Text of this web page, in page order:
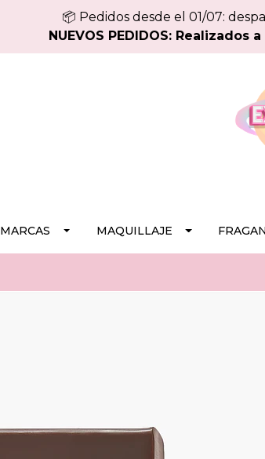
📦 Pedidos desde el 01/07:
NUEVOS PEDIDOS:
MARCAS MAQUILLAJE